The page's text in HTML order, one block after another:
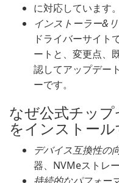
に対応しています。
インストーラー&
ドライバーサイト
ートと、変更点、
認してアップデー
ーです。
なぜ公式チッ
をインストー
デバイス互換性の
器、NVMeストレ